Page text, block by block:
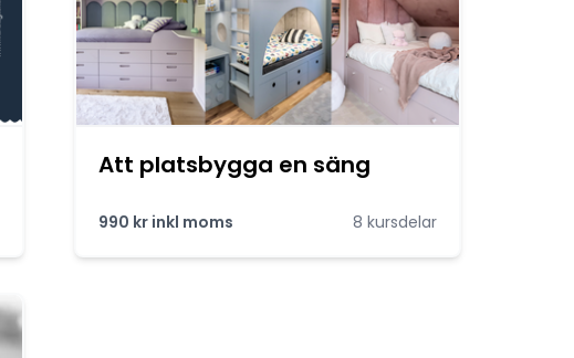
Att platsbygga en säng
990 kr inkl moms 8 kursdelar